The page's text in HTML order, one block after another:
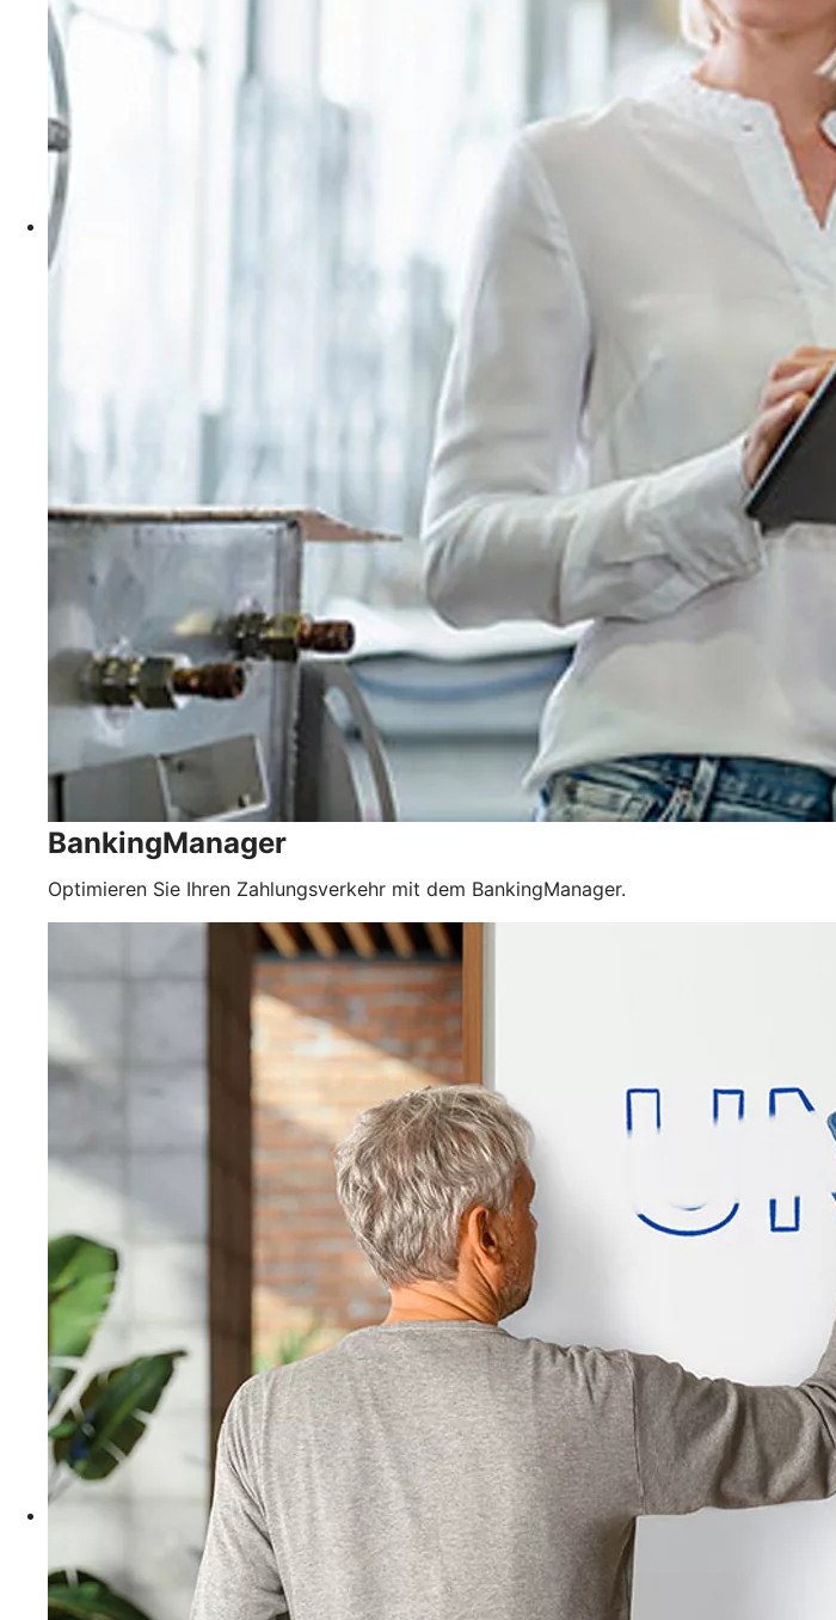
BankingManager
Optimieren Sie Ihren Zahlungsverkehr mit dem BankingManager.